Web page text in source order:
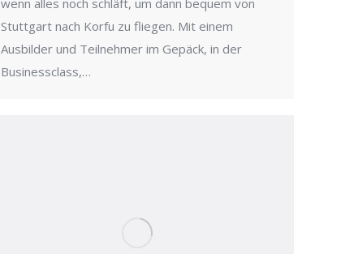
wenn alles noch schläft, um dann bequem von
Stuttgart nach Korfu zu fliegen. Mit einem
Ausbilder und Teilnehmer im Gepäck, in der
Businessclass,…